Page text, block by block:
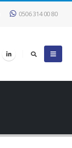
0506 314 00 80